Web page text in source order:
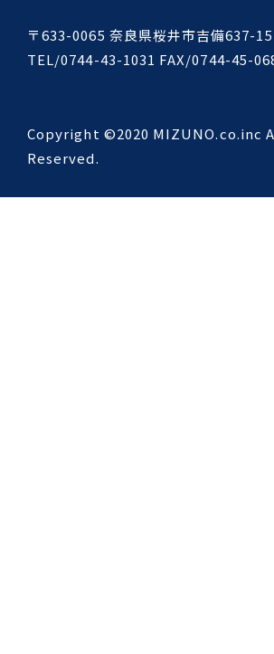
〒633-0065 奈良県桜井市吉備637-15
TEL/0744-43-1031 FAX/0744-45-
Copyright ©2020 MIZUNO.co.inc
Reserved.